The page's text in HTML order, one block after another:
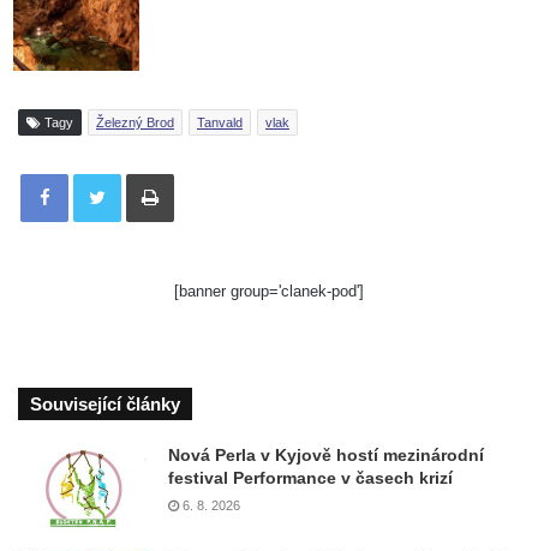
Tagy Železný Brod Tanvald vlak
Tisknout
[banner group='clanek-pod']
Související články
Nová Perla v Kyjově hostí mezinárodní
festival Performance v časech krizí
6. 8. 2026